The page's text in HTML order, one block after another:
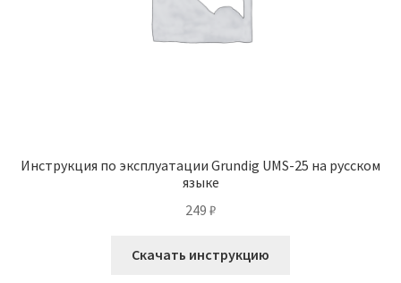
Инструкция по эксплуатации Grundig UMS-25 на русском
языке
249 ₽
Скачать инструкцию